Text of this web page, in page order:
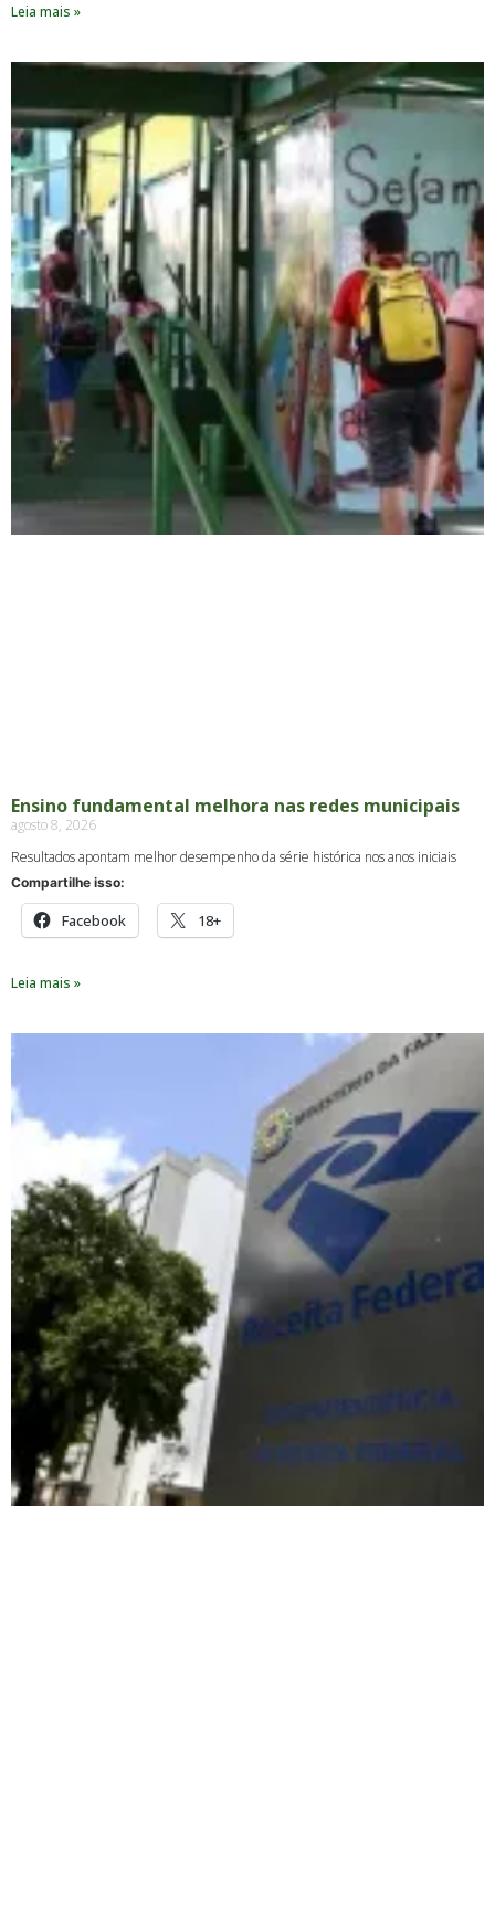
Leia mais »
Ensino fundamental melhora nas redes municipais
agosto 8, 2026
Resultados apontam melhor desempenho da série histórica nos anos iniciais
Compartilhe isso:
Facebook 18+
Leia mais »